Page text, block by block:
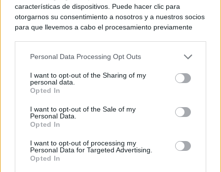
características de dispositivos. Puede hacer clic para
otorgarnos su consentimiento a nosotros y a nuestros socios
para que llevemos a cabo el procesamiento previamente
negar su consentimiento. Tenga en cuenta que algún
de su consentimiento, pero usted tiene el derecho de
rechazar tal procesamiento. Sus preferencias se aplicarán
cualquier momento entrando de nuevo en este sitio web o
visitando nuestra política de privacidad.
Personal Data Processing Opt Outs
I want to opt-out of the Sharing of my
personal data.
Opted In
I want to opt-out of the Sale of my
Personal Data.
Opted In
I want to opt-out of processing my
Personal Data for Targeted Advertising.
Opted In